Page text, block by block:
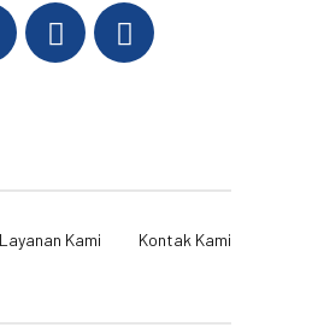
Layanan Kami Kontak Kami